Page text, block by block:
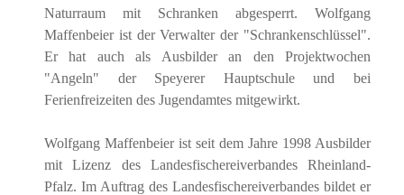
Naturraum mit Schranken abgesperrt. Wolfgang
Maffenbeier ist der Verwalter der "Schrankenschlüssel".
Er hat auch als Ausbilder an den Projektwochen
"Angeln" der Speyerer Hauptschule und bei
Ferienfreizeiten des Jugendamtes mitgewirkt.
Wolfgang Maffenbeier ist seit dem Jahre 1998 Ausbilder
mit Lizenz des Landesfischereiverbandes Rheinland-
Pfalz. Im Auftrag des Landesfischereiverbandes bildet er